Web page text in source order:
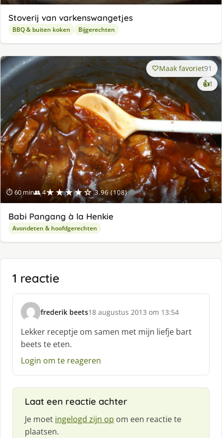
Stoverij van varkenswangetjes
BBQ & buiten koken Bijgerechten
⏱ 60 min👥 4★★★★☆ 3.96 (108)
Maak favoriet91
👍1
Babi Pangang à la Henkie
Avondeten & hoofdgerechten
1 reactie
frederik beets
s
c
h
r
e
:
18 augustus 2013 om 13:54
Lekker receptje om samen met mijn liefje bart
beets te eten.
Login om te reageren
Laat een reactie achter
Je moet ingelogd zijn op om een reactie te
plaatsen.